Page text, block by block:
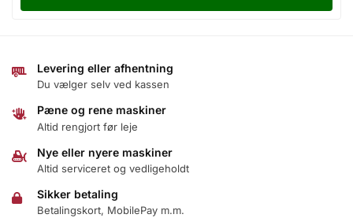
Levering eller afhentning
Du vælger selv ved kassen
Pæne og rene maskiner
Altid rengjort før leje
Nye eller nyere maskiner
Altid serviceret og vedligeholdt
Sikker betaling
Betalingskort, MobilePay m.m.